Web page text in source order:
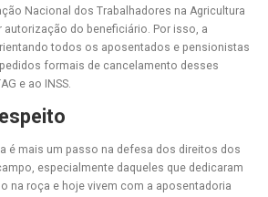
Nacional dos Trabalhadores na Agricultura
autorização do beneficiário. Por isso, a
todos os aposentados e pensionistas
formais de cancelamento desses
e ao INSS.
é mais um passo na defesa dos direitos dos
especialmente daqueles que dedicaram
na roça e hoje vivem com a aposentadoria